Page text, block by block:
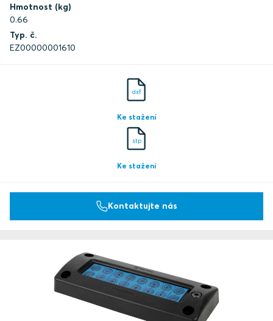
Hmotnost (kg)
0.66
Typ. č.
EZ00000001610
dxf
Ke stažení
stp
Ke stažení
Kontaktujte nás